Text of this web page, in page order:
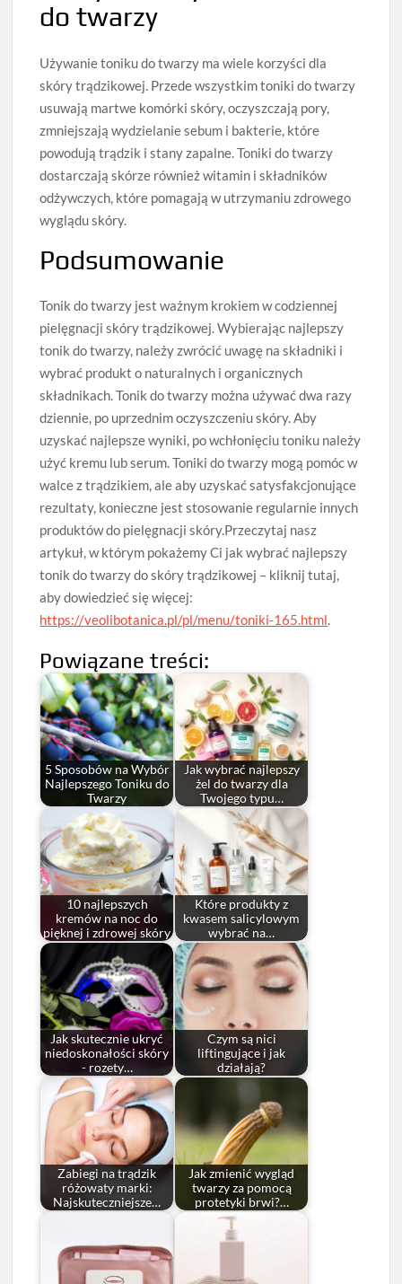
do twarzy
Używanie toniku do twarzy ma wiele korzyści dla
skóry trądzikowej. Przede wszystkim toniki do twarzy
usuwają martwe komórki skóry, oczyszczają pory,
zmniejszają wydzielanie sebum i bakterie, które
powodują trądzik i stany zapalne. Toniki do twarzy
dostarczają skórze również witamin i składników
odżywczych, które pomagają w utrzymaniu zdrowego
wyglądu skóry.
Podsumowanie
Tonik do twarzy jest ważnym krokiem w codziennej
pielęgnacji skóry trądzikowej. Wybierając najlepszy
tonik do twarzy, należy zwrócić uwagę na składniki i
wybrać produkt o naturalnych i organicznych
składnikach. Tonik do twarzy można używać dwa razy
dziennie, po uprzednim oczyszczeniu skóry. Aby
uzyskać najlepsze wyniki, po wchłonięciu toniku należy
użyć kremu lub serum. Toniki do twarzy mogą pomóc w
walce z trądzikiem, ale aby uzyskać satysfakcjonujące
rezultaty, konieczne jest stosowanie regularnie innych
produktów do pielęgnacji skóry.Przeczytaj nasz
artykuł, w którym pokażemy Ci jak wybrać najlepszy
tonik do twarzy do skóry trądzikowej – kliknij tutaj,
aby dowiedzieć się więcej:
https://veolibotanica.pl/pl/menu/toniki-165.html.
Powiązane treści:
5 Sposobów na Wybór
Najlepszego Toniku do
Twarzy
Jak wybrać najlepszy
żel do twarzy dla
Twojego typu…
10 najlepszych
kremów na noc do
pięknej i zdrowej skóry
Które produkty z
kwasem salicylowym
wybrać na…
Jak skutecznie ukryć
niedoskonałości skóry
- rozety…
Czym są nici
liftingujące i jak
działają?
Zabiegi na trądzik
różowaty marki:
Najskuteczniejsze…
Jak zmienić wygląd
twarzy za pomocą
protetyki brwi?…